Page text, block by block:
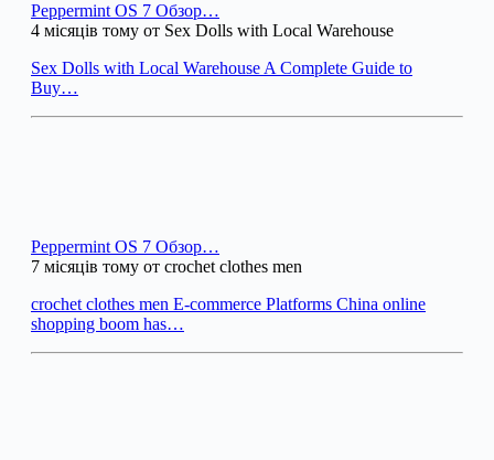
Peppermint OS 7 Обзор…
4 місяців тому от Sex Dolls with Local Warehouse
Sex Dolls with Local Warehouse A Complete Guide to
Buy…
Peppermint OS 7 Обзор…
7 місяців тому от crochet clothes men
crochet clothes men E-commerce Platforms China online
shopping boom has…